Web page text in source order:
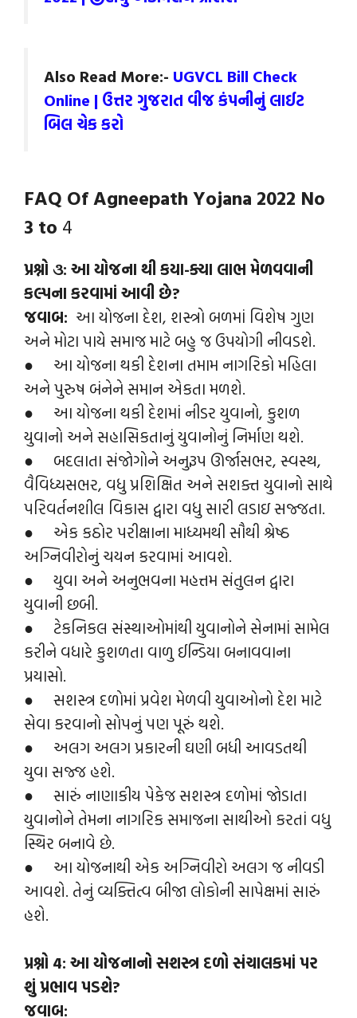
Also Read More:- UGVCL Bill Check
Online | ઉત્તર ગુજરાત વીજ કંપનીનું લાઈટ
બિલ ચેક કરો
FAQ Of Agneepath Yojana 2022 No
3 to 4
પ્રશ્નો ૩: આ યોજના થી કયા-ક્યા લાભ મેળવવાની
કલ્પના કરવામાં આવી છે?
જવાબ: આ યોજના દેશ, શસ્ત્રો બળમાં વિશેષ ગુણ
અને મોટા પાયે સમાજ માટે બહુ જ ઉપયોગી નીવડશે.
● આ યોજના થકી દેશના તમામ નાગરિકો મહિલા
અને પુરુષ બંનેને સમાન એકતા મળશે.
● આ યોજના થકી દેશમાં નીડર યુવાનો, કુશળ
યુવાનો અને સહાસિકતાનું યુવાનોનું નિર્માણ થશે.
● બદલાતા સંજોગોને અનુરૂપ ઊર્જાસભર, સ્વસ્થ,
વૈવિધ્યસભર, વધુ પ્રશિક્ષિત અને સશક્ત યુવાનો સાથે
પરિવર્તનશીલ વિકાસ દ્વારા વધુ સારી લડાઇ સજ્જતા.
● એક કઠોર પરીક્ષાના માધ્યમથી સૌથી શ્રેષ્ઠ
અગ્નિવીરોનું ચયન કરવામાં આવશે.
● યુવા અને અનુભવના મહત્તમ સંતુલન દ્વારા
યુવાની છબી.
● ટેકનિકલ સંસ્થાઓમાંથી યુવાનોને સેનામાં સામેલ
કરીને વધારે કુશળતા વાળુ ઈન્ડિયા બનાવવાના
પ્રયાસો.
● સશસ્ત્ર દળોમાં પ્રવેશ મેળવી યુવાઓનો દેશ માટે
સેવા કરવાનો સોપનું પણ પૂરું થશે.
● અલગ અલગ પ્રકારની ઘણી બધી આવડતથી
યુવા સજ્જ હશે.
● સારું નાણાકીય પેકેજ સશસ્ત્ર દળોમાં જોડાતા
યુવાનોને તેમના નાગરિક સમાજના સાથીઓ કરતાં વધુ
સ્થિર બનાવે છે.
● આ યોજનાથી એક અગ્નિવીરો અલગ જ નીવડી
આવશે. તેનું વ્યક્તિત્વ બીજા લોકોની સાપેક્ષમાં સારું
હશે.
પ્રશ્નો 4: આ યોજનાનો સશસ્ત્ર દળો સંચાલકમાં પર
શું પ્રભાવ પડશે?
જવાબ: